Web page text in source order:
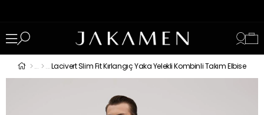
Lacivert Slim Fit Kırlangıç Yaka Yelekli Kombinli Takım Elbise